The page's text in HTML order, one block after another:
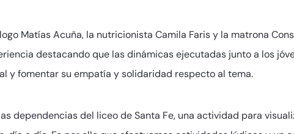
Matías Acuña, la nutricionista Camila Faris y la matrona
destacando que las dinámicas ejecutadas junto a los
y fomentar su empatía y solidaridad respecto al tema.
dependencias del liceo de Santa Fe, una actividad para